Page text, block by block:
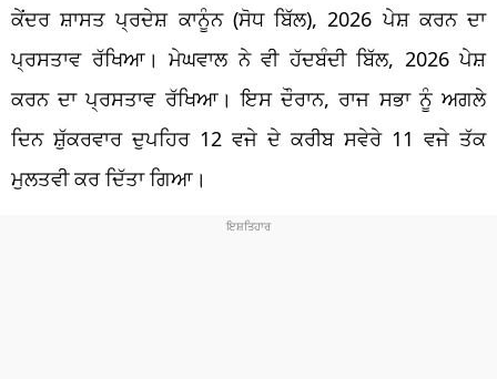
ਕੇਂਦਰ ਸ਼ਾਸਤ ਪ੍ਰਦੇਸ਼ ਕਾਨੂੰਨ (ਸੋਧ ਬਿੱਲ), 2026 ਪੇਸ਼ ਕਰਨ ਦਾ
ਪ੍ਰਸਤਾਵ ਰੱਖਿਆ। ਮੇਘਵਾਲ ਨੇ ਵੀ ਹੱਦਬੰਦੀ ਬਿੱਲ, 2026 ਪੇਸ਼
ਕਰਨ ਦਾ ਪ੍ਰਸਤਾਵ ਰੱਖਿਆ। ਇਸ ਦੌਰਾਨ, ਰਾਜ ਸਭਾ ਨੂੰ ਅਗਲੇ
ਦਿਨ ਸ਼ੁੱਕਰਵਾਰ ਦੁਪਹਿਰ 12 ਵਜੇ ਦੇ ਕਰੀਬ ਸਵੇਰੇ 11 ਵਜੇ ਤੱਕ
ਮੁਲਤਵੀ ਕਰ ਦਿੱਤਾ ਗਿਆ।